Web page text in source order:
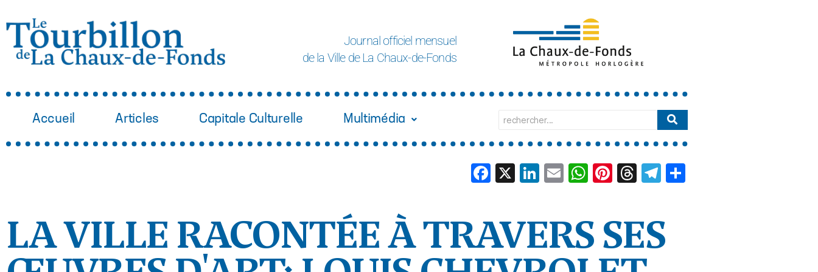
Journal officiel mensuel
de la Ville de La Chaux-de-Fonds
Accueil Articles Capitale Culturelle Multimédia
Facebook
X LinkedIn
EmailWhatsApp
Pinterest
Threads
Telegram
LA VILLE RACONTÉE À TRAVERS SES